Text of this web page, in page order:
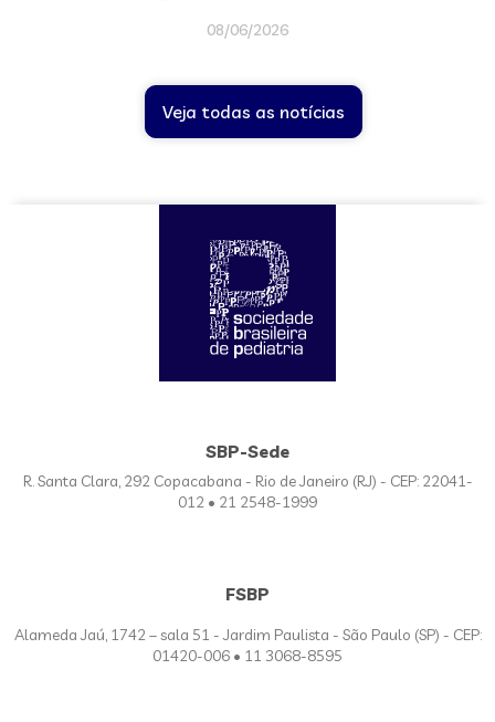
08/06/2026
Veja todas as notícias
SBP-Sede
R. Santa Clara, 292 Copacabana - Rio de Janeiro (RJ) - CEP: 22041-
012 • 21 2548-1999
FSBP
Alameda Jaú, 1742 – sala 51 - Jardim Paulista - São Paulo (SP) - CEP:
01420-006 • 11 3068-8595